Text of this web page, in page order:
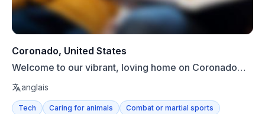
Coronado, United States
Welcome to our vibrant, loving home on Coronado
Island! We a...
anglais
Tech Caring for animals Combat or martial sports